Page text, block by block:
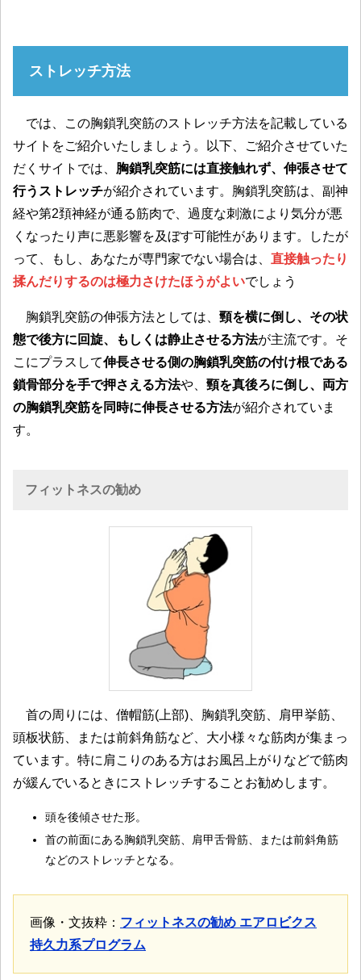
ストレッチ方法
では、この胸鎖乳突筋のストレッチ方法を記載している
サイトをご紹介いたしましょう。以下、ご紹介させていた
だくサイトでは、 胸鎖乳突筋には直接触れず、伸張させて
行うストレッチが紹介されています。胸鎖乳突筋は、副神
経や第2頚神経が通る筋肉で、過度な刺激により気分が悪
くなったり声に悪影響を及ぼす可能性があります。したが
って、もし、あなたが専門家でない場合は、 直接触ったり
揉んだりするのは極力さけたほうがよいでしょう
胸鎖乳突筋の伸張方法としては、 頸を横に倒し、その状
態で後方に回旋、もしくは静止させる方法が主流です。そ
こにプラスして伸長させる側の胸鎖乳突筋の付け根である
鎖骨部分を手で押さえる方法や、 頸を真後ろに倒し、両方
の胸鎖乳突筋を同時に伸長させる方法が紹介されていま
す。
フィットネスの勧め
首の周りには、僧帽筋(上部)、胸鎖乳突筋、肩甲挙筋、
頭板状筋、または前斜角筋など、大小様々な筋肉が集まっ
ています。特に肩こりのある方はお風呂上がりなどで筋肉
が緩んでいるときにストレッチすることお勧めします。
頭を後傾させた形。
首の前面にある胸鎖乳突筋、肩甲舌骨筋、または前斜角筋
などのストレッチとなる。
画像・文抜粋： フィットネスの勧め エアロビクス
持久力系プログラム